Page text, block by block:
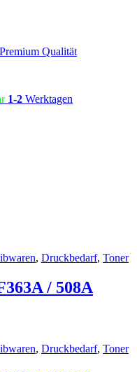
Qualität
1-2 Werktagen
, Druckbedarf, Toner
/ 508A
, Druckbedarf, Toner